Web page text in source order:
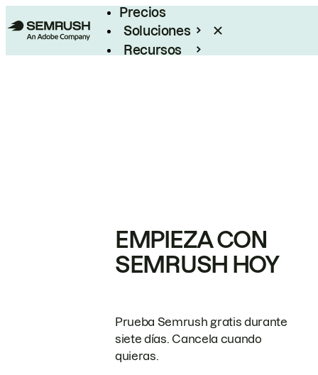
Precios
Soluciones
Recursos
EMPIEZA CON
SEMRUSH HOY
Prueba Semrush gratis durante
siete días. Cancela cuando
quieras.